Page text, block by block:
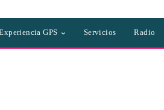
GPS Servicios Radio